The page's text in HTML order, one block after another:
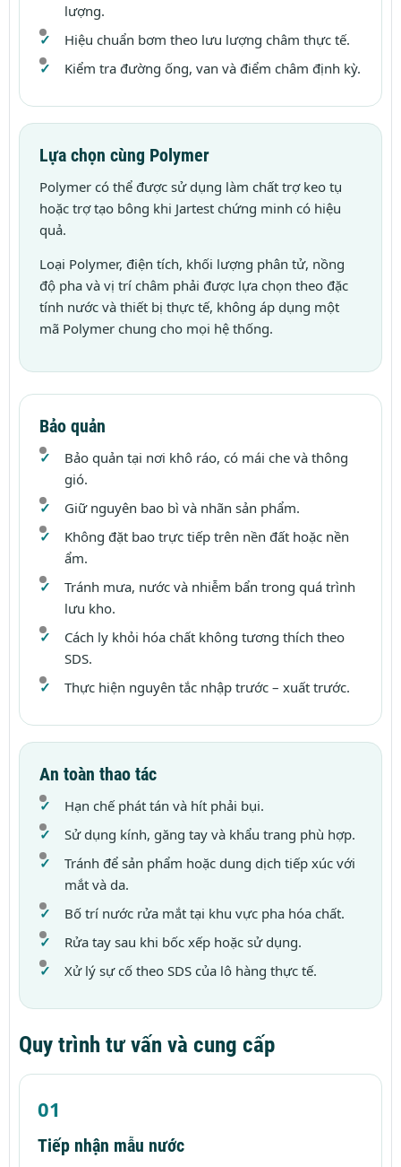
lượng.
Hiệu chuẩn bơm theo lưu lượng châm thực tế.
Kiểm tra đường ống, van và điểm châm định kỳ.
Lựa chọn cùng Polymer
Polymer có thể được sử dụng làm chất trợ keo tụ
hoặc trợ tạo bông khi Jartest chứng minh có hiệu
quả.
Loại Polymer, điện tích, khối lượng phân tử, nồng
độ pha và vị trí châm phải được lựa chọn theo đặc
tính nước và thiết bị thực tế, không áp dụng một
mã Polymer chung cho mọi hệ thống.
Bảo quản
Bảo quản tại nơi khô ráo, có mái che và thông
gió.
Giữ nguyên bao bì và nhãn sản phẩm.
Không đặt bao trực tiếp trên nền đất hoặc nền
ẩm.
Tránh mưa, nước và nhiễm bẩn trong quá trình
lưu kho.
Cách ly khỏi hóa chất không tương thích theo
SDS.
Thực hiện nguyên tắc nhập trước – xuất trước.
An toàn thao tác
Hạn chế phát tán và hít phải bụi.
Sử dụng kính, găng tay và khẩu trang phù hợp.
Tránh để sản phẩm hoặc dung dịch tiếp xúc với
mắt và da.
Bố trí nước rửa mắt tại khu vực pha hóa chất.
Rửa tay sau khi bốc xếp hoặc sử dụng.
Xử lý sự cố theo SDS của lô hàng thực tế.
Quy trình tư vấn và cung cấp
Tiếp nhận mẫu nước